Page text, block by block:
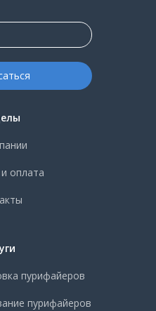
оплата
пурифайеров
пурифайеров